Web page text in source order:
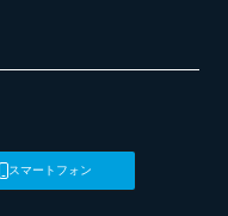
スマートフォン